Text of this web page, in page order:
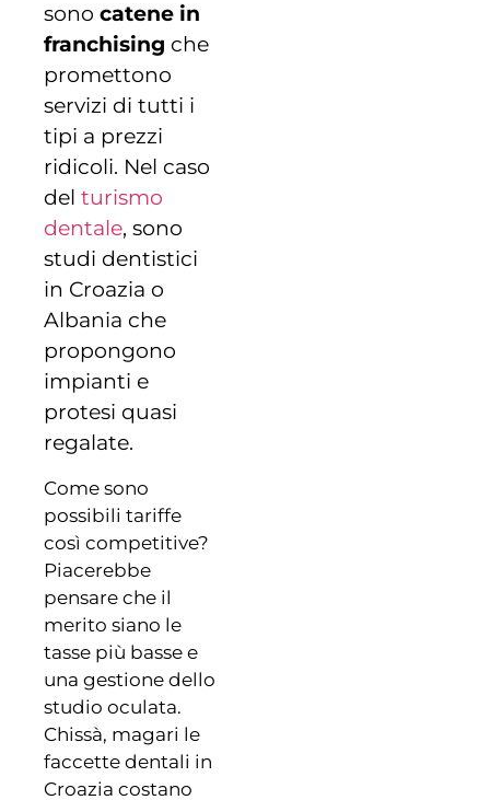
sono catene in
franchising che
promettono
servizi di tutti i
tipi a prezzi
ridicoli. Nel caso
del turismo
dentale, sono
studi dentistici
in Croazia o
Albania che
propongono
impianti e
protesi quasi
regalate.
Come sono
possibili tariffe
così competitive?
Piacerebbe
pensare che il
merito siano le
tasse più basse e
una gestione dello
studio oculata.
Chissà, magari le
faccette dentali in
Croazia costano